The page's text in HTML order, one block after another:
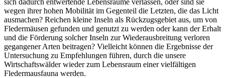
wegen ihrer hohen Mobilität im Gegenteil die Letzten, die das Licht
ausmachen? Reichen kleine Inseln als Rückzugsgebiet aus, um von
Fledermäusen gefunden und genutzt zu werden oder kann der Erhalt
und die Förderung solcher Inseln zur Wiederausbreitung verloren
gegangener Arten beitragen? Vielleicht können die Ergebnisse der
Untersuchung zu Empfehlungen führen, durch die unsere
Wirtschaftswälder wieder zum Lebensraum einer vielfältigen
Fledermausfauna werden.